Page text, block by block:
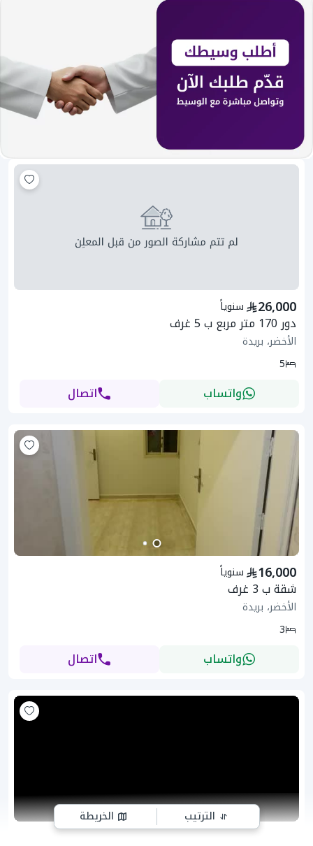
الترتيب الخريطة
سنوياً 26,000
دور 170 متر مربع ب 5 غرف
الأخضر، بريدة
5
واتساب اتصال
سنوياً 16,000
شقة ب 3 غرف
الأخضر، بريدة
3
واتساب اتصال
سنوياً